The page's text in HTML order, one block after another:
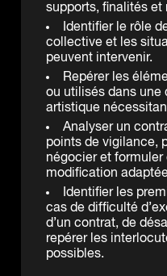
supports, finalités et
Identifier le rôle
collective et les
peuvent intervenir.
Repérer les
ou utilisés dans
artistique
Analyser un
points de vigilance,
négocier et formuler
modification
Identifier les
cas de difficulté
d’un contrat, de
repérer les
possibles.